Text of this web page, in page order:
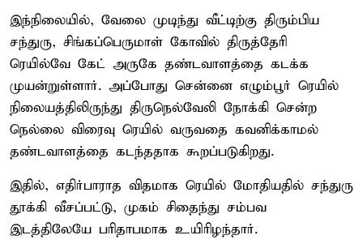
இந்நிலையில், வேலை முடிந்து வீட்டிற்கு திரும்பிய
சந்துரு, சிங்கப்பெருமாள் கோவில் திருத்தேரி
ரெயில்வே கேட் அருகே தண்டவாளத்தை கடக்க
முயன்றுள்ளார். அப்போது சென்னை எழும்பூர் ரெயில்
நிலையத்திலிருந்து திருநெல்வேலி நோக்கி சென்ற
நெல்லை விரைவு ரெயில் வருவதை கவனிக்காமல்
தண்டவாளத்தை கடந்ததாக கூறப்படுகிறது.
இதில், எதிர்பாராத விதமாக ரெயில் மோதியதில் சந்துரு
தூக்கி வீசப்பட்டு, முகம் சிதைந்து சம்பவ
இடத்திலேயே பரிதாபமாக உயிரிழந்தார்.